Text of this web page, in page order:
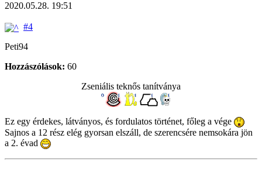
2020.05.28. 19:51
#4
Peti94
Hozzászólások: 60
Zseniális teknős tanítványa
Ez egy érdekes, látványos, és fordulatos történet, főleg a vége
Sajnos a 12 rész elég gyorsan elszáll, de szerencsére nemsokára jön
a 2. évad